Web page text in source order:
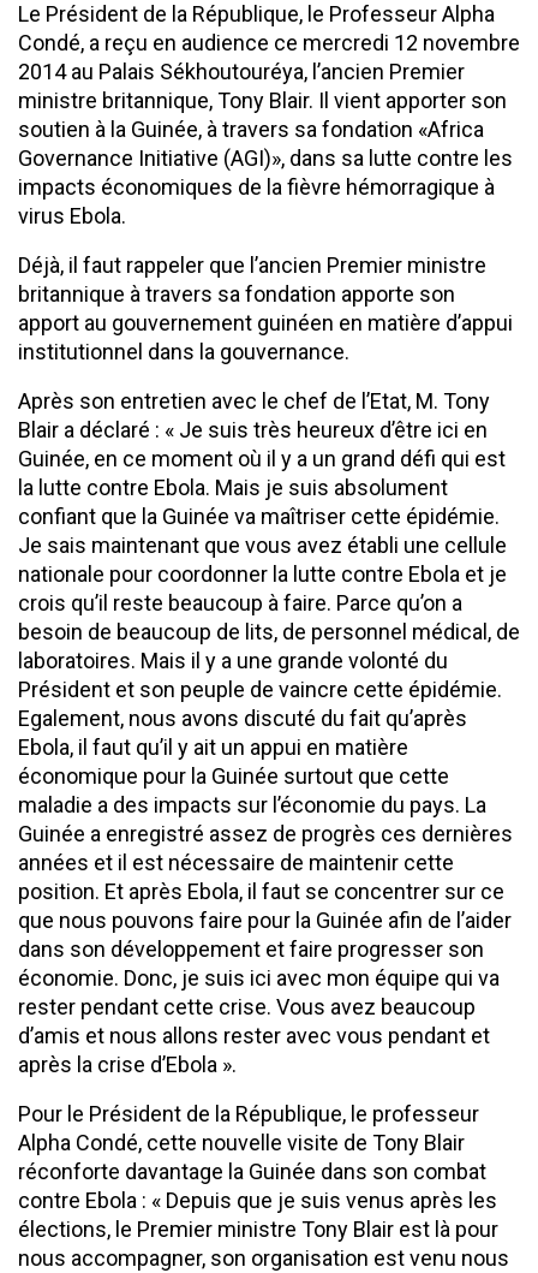
Le Président de la République, le Professeur Alpha
Condé, a reçu en audience ce mercredi 12 novembre
2014 au Palais Sékhoutouréya, l’ancien Premier
ministre britannique, Tony Blair. Il vient apporter son
soutien à la Guinée, à travers sa fondation «Africa
Governance Initiative (AGI)», dans sa lutte contre les
impacts économiques de la fièvre hémorragique à
virus Ebola.
Déjà, il faut rappeler que l’ancien Premier ministre
britannique à travers sa fondation apporte son
apport au gouvernement guinéen en matière d’appui
institutionnel dans la gouvernance.
Après son entretien avec le chef de l’Etat, M. Tony
Blair a déclaré : « Je suis très heureux d’être ici en
Guinée, en ce moment où il y a un grand défi qui est
la lutte contre Ebola. Mais je suis absolument
confiant que la Guinée va maîtriser cette épidémie.
Je sais maintenant que vous avez établi une cellule
nationale pour coordonner la lutte contre Ebola et je
crois qu’il reste beaucoup à faire. Parce qu’on a
besoin de beaucoup de lits, de personnel médical, de
laboratoires. Mais il y a une grande volonté du
Président et son peuple de vaincre cette épidémie.
Egalement, nous avons discuté du fait qu’après
Ebola, il faut qu’il y ait un appui en matière
économique pour la Guinée surtout que cette
maladie a des impacts sur l’économie du pays. La
Guinée a enregistré assez de progrès ces dernières
années et il est nécessaire de maintenir cette
position. Et après Ebola, il faut se concentrer sur ce
que nous pouvons faire pour la Guinée afin de l’aider
dans son développement et faire progresser son
économie. Donc, je suis ici avec mon équipe qui va
rester pendant cette crise. Vous avez beaucoup
d’amis et nous allons rester avec vous pendant et
après la crise d’Ebola ».
Pour le Président de la République, le professeur
Alpha Condé, cette nouvelle visite de Tony Blair
réconforte davantage la Guinée dans son combat
contre Ebola : « Depuis que je suis venus après les
élections, le Premier ministre Tony Blair est là pour
nous accompagner, son organisation est venu nous